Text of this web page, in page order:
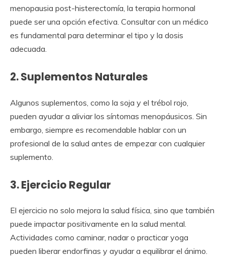
menopausia post-histerectomía, la terapia hormonal
puede ser una opción efectiva. Consultar con un médico
es fundamental para determinar el tipo y la dosis
adecuada.
2. Suplementos Naturales
Algunos suplementos, como la soja y el trébol rojo,
pueden ayudar a aliviar los síntomas menopáusicos. Sin
embargo, siempre es recomendable hablar con un
profesional de la salud antes de empezar con cualquier
suplemento.
3. Ejercicio Regular
El ejercicio no solo mejora la salud física, sino que también
puede impactar positivamente en la salud mental.
Actividades como caminar, nadar o practicar yoga
pueden liberar endorfinas y ayudar a equilibrar el ánimo.